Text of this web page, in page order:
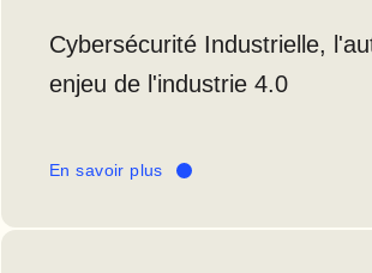
Cybersécurité Industrielle,
enjeu de l'industrie 4.0
En savoir plus